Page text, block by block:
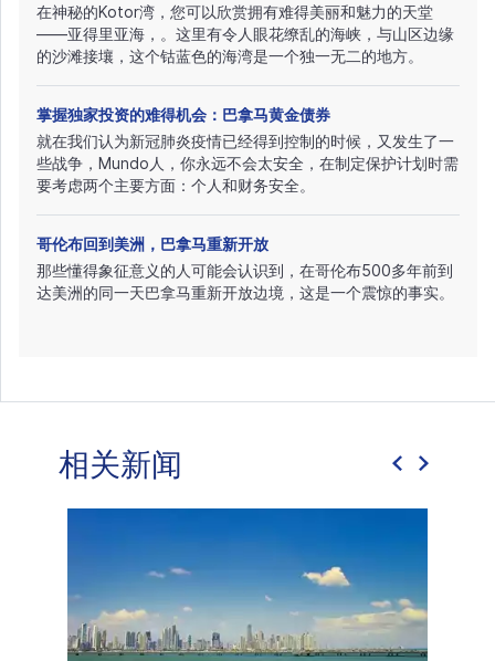
在神秘的Kotor湾，您可以欣赏拥有难得美丽和魅力的天堂
——亚得里亚海，。这里有令人眼花缭乱的海峡，与山区边缘
的沙滩接壤，这个钴蓝色的海湾是一个独一无二的地方。
掌握独家投资的难得机会：巴拿马黄金债券
就在我们认为新冠肺炎疫情已经得到控制的时候，又发生了一
些战争，Mundo人，你永远不会太安全，在制定保护计划时需
要考虑两个主要方面：个人和财务安全。
哥伦布回到美洲，巴拿马重新开放
那些懂得象征意义的人可能会认识到，在哥伦布500多年前到
达美洲的同一天巴拿马重新开放边境，这是一个震惊的事实。
相关新闻